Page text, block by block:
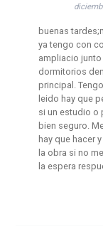
buenas
ya tengo con
ampliacio
dormitorios
principal.
leido hay que
si un estudio o
bien seguro.
hay que hacer
la obra si no
la espera